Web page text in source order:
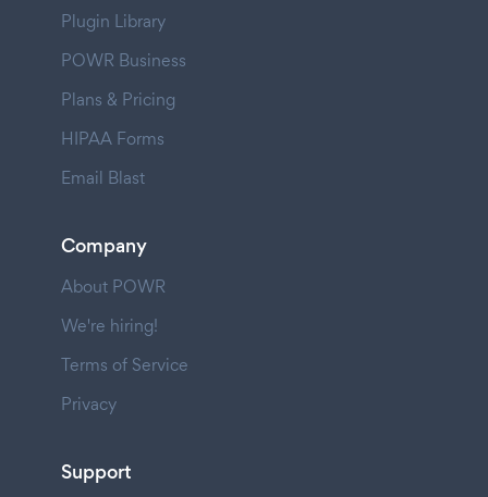
Plugin Library
POWR Business
Plans & Pricing
HIPAA Forms
Email Blast
Company
About POWR
We're hiring!
Terms of Service
Privacy
Support